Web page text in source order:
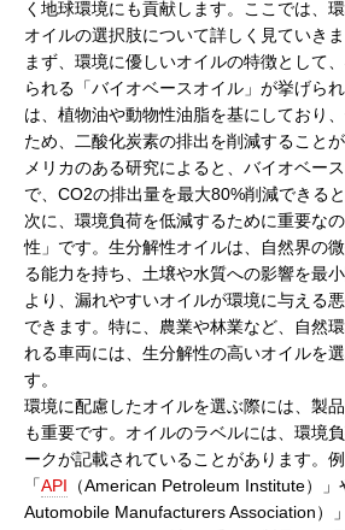
く地球環境にも貢献します。ここでは、
オイルの選択肢について詳しく見ていきま
まず、環境に優しいオイルの特徴として
られる「バイオベースオイル」が挙げら
は、植物油や動物性油脂を基にしており
ため、二酸化炭素の排出を削減すること
メリカのある研究によると、バイオベー
で、CO2の排出量を最大80%削減できる
次に、環境負荷を低減するために重要な
性」です。生分解性オイルは、自然界の
る能力を持ち、土壌や水質への影響を最
より、漏れやすいオイルが環境に与える
できます。特に、農業や林業など、自然
れる車両には、生分解性の高いオイルを
す。
環境に配慮したオイルを選ぶ際には、製
も重要です。オイルのラベルには、環境
ークが記載されていることがあります。例
「API （American Petroleum Institute）
Automobile Manufacturers Association）